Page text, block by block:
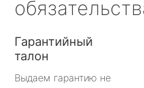
Гарантийный
талон
Выдаем гарантию не